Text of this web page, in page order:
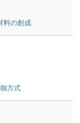
料の創成
方式